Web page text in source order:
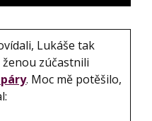
Lukáše tak
ženou zúčastnili
. Moc mě potěšilo,